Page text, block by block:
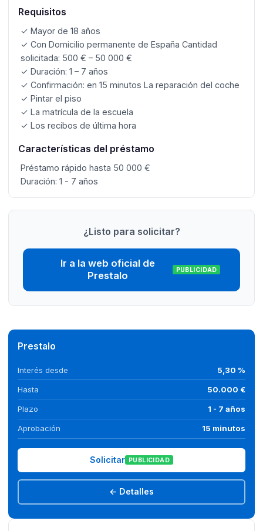
Requisitos
✓ Mayor de 18 años
✓ Con Domicilio permanente de España Cantidad
solicitada: 500 € – 50 000 €
✓ Duración: 1 – 7 años
✓ Confirmación: en 15 minutos La reparación del coche
✓ Pintar el piso
✓ La matrícula de la escuela
✓ Los recibos de última hora
Características del préstamo
Préstamo rápido hasta 50 000 €
Duración: 1 - 7 años
¿Listo para solicitar?
Ir a la web oficial de
Prestalo
PUBLICIDAD
Prestalo
Interés desde 5,30 %
Hasta 50.000 €
Plazo 1 - 7 años
Aprobación 15 minutos
Solicitar PUBLICIDAD
← Detalles